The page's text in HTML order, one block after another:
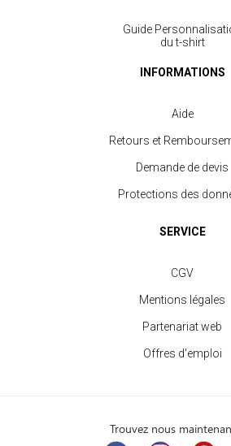
Guide
du t-shirt
INFORMATIONS
Aide
Retours et
Demande de devis
Protections des
SERVICE
CGV
Mentions légales
Partenariat web
Offres d'emploi
Trouvez nous